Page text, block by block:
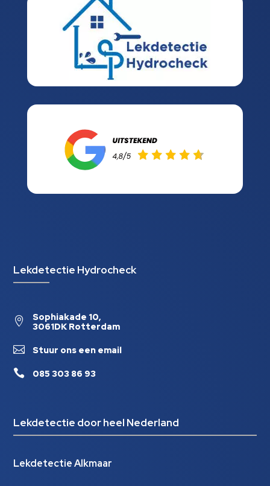
Lekdetectie Hydrocheck

Sophiakade 10,
3061DK Rotterdam
 Stuur ons een email
 085 303 86 93
Lekdetectie door heel Nederland
Lekdetectie Alkmaar